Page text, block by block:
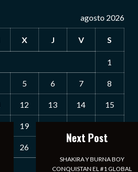
agosto 2026
X J V S
1
5 6 7 8
12 13 14 15
19
26
Next Post
SHAKIRA Y BURNA BOY
CONQUISTAN EL #1 GLOBAL